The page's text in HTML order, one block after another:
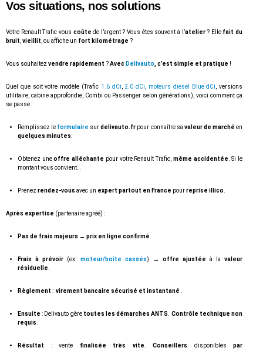
Vos situations, nos solutions
Votre Renault Trafic vous coûte de l’argent ? Vous êtes souvent à l’atelier? Elle fait du
bruit vieillit , ou affiche un fort kilométrage ?
Vous souhaitez vendre rapidement ?Avec Delivauto , c’est simple et pratique !
Quel que soit votre modèle (Trafic 1.6 dCi 2.0 dCi moteurs diesel Blue dCi
, versions
utilitaire, cabine approfondie, Combi ou Passenger selon générations), voici comment ça
se passe :
Remplissez le formulaire surdelivauto.fr pour connaître sa valeur de marché en
quelques minutes
Obtenez uneoffre alléchante pour votre Renault Trafic, même accidentée . Si le
montant vous convient…
Prenez rendez-vous avec un expert partout en France pourreprise illico
Après expertise (partenaire agréé) :
Pas de frais majeurs → prix en ligne confirmé
Frais à prévoir (ex.moteur/boîte cassés) → offre ajustée à lavaleur
résiduelle
Règlement : virement bancaire sécurisé et instantané
Ensuite : Delivauto gère toutes les démarches ANTS
Contrôle technique non
requis
Résultat : vente finalisée très vite Conseillers disponibles par